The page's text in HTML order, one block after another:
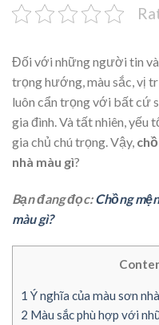
Đối với những người tin
trọng hướng, màu sắc, vị
luôn cẩn trọng với bất cứ
gia đình. Và tất nhiên, yếu
gia chủ chú trọng. Vậy,
nhà màu gì?
Bạn đang đọc:Chồng
màu gì?
1 Ý nghĩa của màu sơn
2 Màu sắc phù hợp với